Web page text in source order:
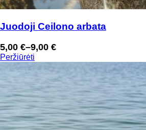
Juodoji Ceilono arbata
5,00 €–9,00 €
Price
range:
5,00 €
through
9,00 €
Peržiūrėti